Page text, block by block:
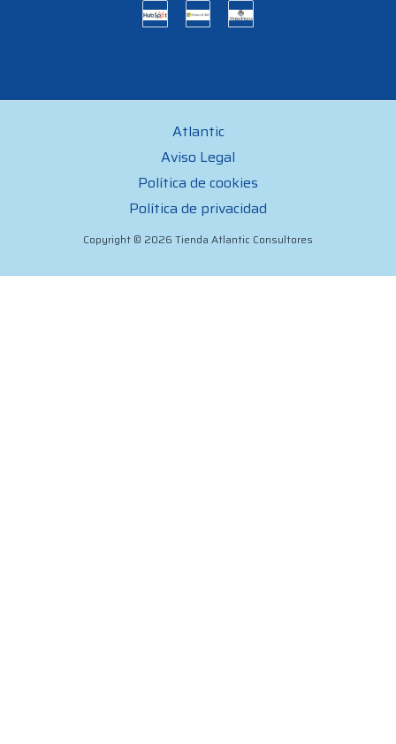
Atlantic
Aviso Legal
Política de cookies
Política de privacidad
Copyright © 2026 Tienda Atlantic Consultores